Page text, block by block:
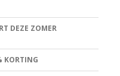
DEZE ZOMER
KORTING